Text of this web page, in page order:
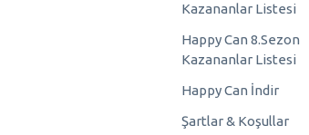
Kazananlar Listesi
Happy Can 8.Sezon
Kazananlar Listesi
Happy Can İndir
Şartlar & Koşullar